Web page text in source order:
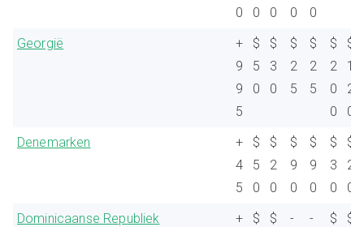
0 0 0 0
0
Georgië
+
9
9
5
$
5
0
$
3
0
$
2
5
$
2
5
$
2
0
0
$
1
2
0
Denemarken
+
4
5
$
5
0
$
2
0
$
9
0
$
9
0
$
3
0
$
2
0
Dominicaanse Republiek
+
$
$
- -
$
$